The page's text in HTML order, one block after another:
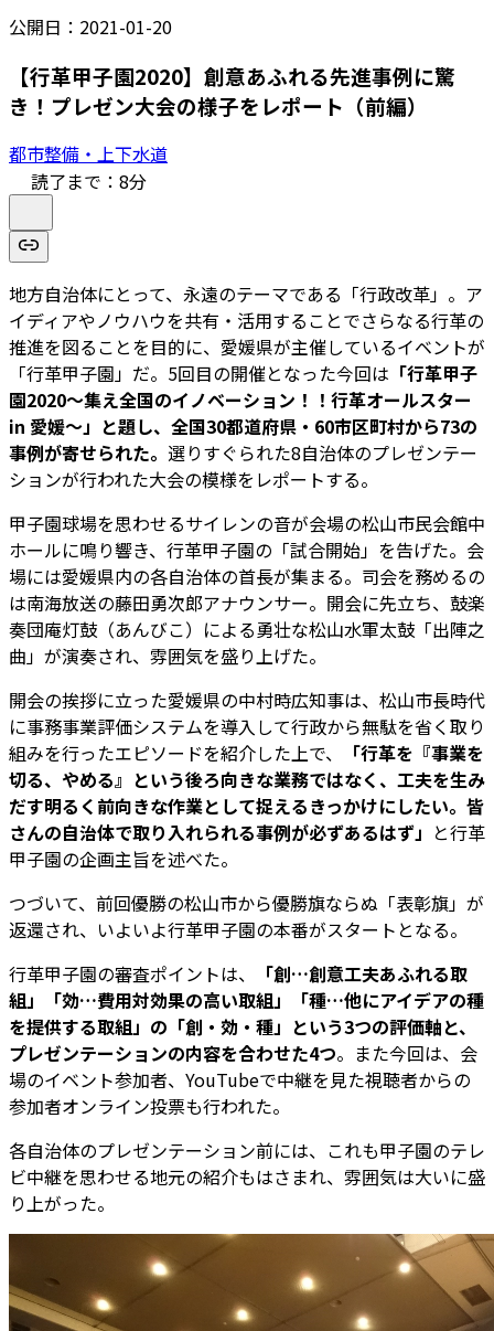
公開日： 2021-01-20
【行革甲子園2020】創意あふれる先進事例に驚
き！プレゼン大会の様子をレポート（前編）
都市整備・上下水道
読了まで： 8分
地方自治体にとって、永遠のテーマである「行政改革」。ア
イディアやノウハウを共有・活用することでさらなる行革の
推進を図ることを目的に、愛媛県が主催しているイベントが
「行革甲子園」だ。5回目の開催となった今回は 「行革甲子
園2020～集え全国のイノベーション！！行革オールスター
in 愛媛～」と題し、全国30都道府県・60市区町村から73の
事例が寄せられた。 選りすぐられた8自治体のプレゼンテー
ションが行われた大会の模様をレポートする。
甲子園球場を思わせるサイレンの音が会場の松山市民会館中
ホールに鳴り響き、行革甲子園の「試合開始」を告げた。会
場には愛媛県内の各自治体の首長が集まる。司会を務めるの
は南海放送の藤田勇次郎アナウンサー。開会に先立ち、鼓楽
奏団庵灯鼓（あんびこ）による勇壮な松山水軍太鼓「出陣之
曲」が演奏され、雰囲気を盛り上げた。
開会の挨拶に立った愛媛県の中村時広知事は、松山市長時代
に事務事業評価システムを導入して行政から無駄を省く取り
組みを行ったエピソードを紹介した上で、
「行革を『事業を
切る、やめる』という後ろ向きな業務ではなく、工夫を生み
だす明るく前向きな作業として捉えるきっかけにしたい。皆
さんの自治体で取り入れられる事例が必ずあるはず」 と行革
甲子園の企画主旨を述べた。
つづいて、前回優勝の松山市から優勝旗ならぬ「表彰旗」が
返還され、いよいよ行革甲子園の本番がスタートとなる。
行革甲子園の審査ポイントは、
「創…創意工夫あふれる取
組」「効…費用対効果の高い取組」「種…他にアイデアの種
を提供する取組」の「創・効・種」という3つの評価軸と、
プレゼンテーションの内容を合わせた4つ。また今回は、会
場のイベント参加者、YouTubeで中継を見た視聴者からの
参加者オンライン投票も行われた。
各自治体のプレゼンテーション前には、これも甲子園のテレ
ビ中継を思わせる地元の紹介もはさまれ、雰囲気は大いに盛
り上がった。